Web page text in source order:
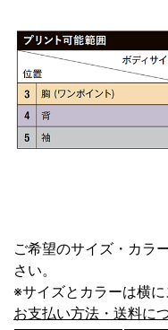
ご希望のサイズ・カラ
さい。
※サイズとカラーは横に
お支払い方法・送料に